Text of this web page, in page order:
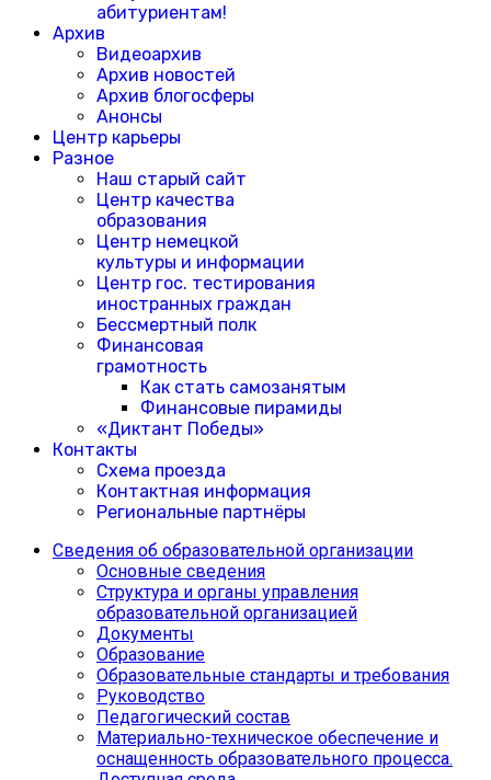
абитуриентам!
Архив
Видеоархив
Архив новостей
Архив блогосферы
Анонсы
Центр карьеры
Разное
Наш старый сайт
Центр качества
образования
Центр немецкой
культуры и информации
Центр гос. тестирования
иностранных граждан
Бессмертный полк
Финансовая
грамотность
Как стать самозанятым
Финансовые пирамиды
«Диктант Победы»
Контакты
Схема проезда
Контактная информация
Региональные партнёры
Сведения об образовательной организации
Основные сведения
Структура и органы управления
образовательной организацией
Документы
Образование
Образовательные стандарты и требования
Руководство
Педагогический состав
Материально-техническое обеспечение и
оснащенность образовательного процесса.